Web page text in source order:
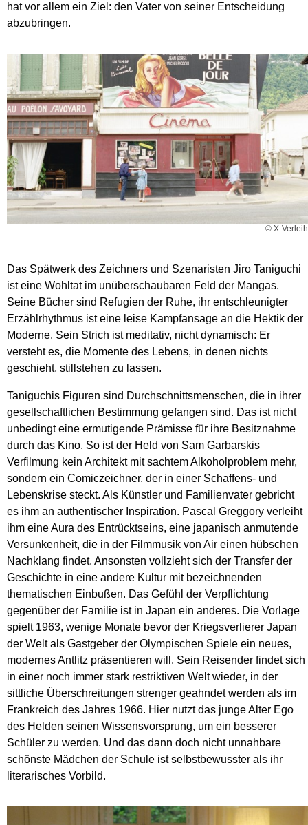
hat vor allem ein Ziel: den Vater von seiner Entscheidung
abzubringen.
© X-Verleih
Das Spätwerk des Zeichners und Szenaristen Jiro Taniguchi
ist eine Wohltat im unüberschaubaren Feld der Mangas.
Seine Bücher sind Refugien der Ruhe, ihr entschleunigter
Erzählrhythmus ist eine leise Kampfansage an die Hektik der
Moderne. Sein Strich ist meditativ, nicht dynamisch: Er
versteht es, die Momente des Lebens, in denen nichts
geschieht, stillstehen zu lassen.
Taniguchis Figuren sind Durchschnittsmenschen, die in ihrer
gesellschaftlichen Bestimmung gefangen sind. Das ist nicht
unbedingt eine ermutigende Prämisse für ihre Besitznahme
durch das Kino. So ist der Held von Sam Garbarskis
Verfilmung kein Architekt mit sachtem Alkoholproblem mehr,
sondern ein Comiczeichner, der in einer Schaffens- und
Lebenskrise steckt. Als Künstler und Familienvater gebricht
es ihm an authentischer Inspiration. Pascal Greggory verleiht
ihm eine Aura des Entrücktseins, eine japanisch anmutende
Versunkenheit, die in der Filmmusik von Air einen hübschen
Nachklang findet. Ansonsten vollzieht sich der Transfer der
Geschichte in eine andere Kultur mit bezeichnenden
thematischen Einbußen. Das Gefühl der Verpflichtung
gegenüber der Familie ist in Japan ein anderes. Die Vorlage
spielt 1963, wenige Monate bevor der Kriegsverlierer Japan
der Welt als Gastgeber der Olympischen Spiele ein neues,
modernes Antlitz präsentieren will. Sein Reisender findet sich
in einer noch immer stark restriktiven Welt wieder, in der
sittliche Überschreitungen strenger geahndet werden als im
Frankreich des Jahres 1966. Hier nutzt das junge Alter Ego
des Helden seinen Wissensvorsprung, um ein besserer
Schüler zu werden. Und das dann doch nicht unnahbare
schönste Mädchen der Schule ist selbstbewusster als ihr
literarisches Vorbild.